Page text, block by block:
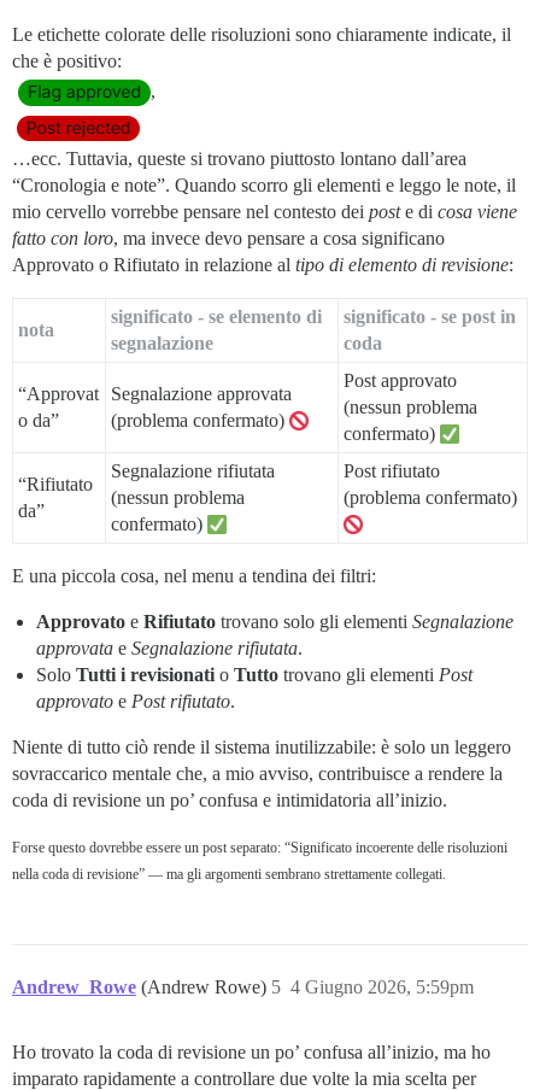
Le etichette colorate delle risoluzioni sono chiaramente indicate, il
che è positivo:
,
…ecc. Tuttavia, queste si trovano piuttosto lontano dall’area
“Cronologia e note”. Quando scorro gli elementi e leggo le note, il
mio cervello vorrebbe pensare nel contesto dei poste di cosa viene
fatto con loro, ma invece devo pensare a cosa significano
Approvato o Rifiutato in relazione al tipo di elemento di revisione:
nota
significato - se elemento di
segnalazione
significato - se post in
coda
“Approvat
o da”
Segnalazione approvata
(problema confermato)
Post approvato
(nessun problema
confermato)
“Rifiutato
da”
Segnalazione rifiutata
(nessun problema
confermato)
Post rifiutato
(problema confermato)
E una piccola cosa, nel menu a tendina dei filtri:
Approvato e Rifiutato trovano solo gli elementi Segnalazione
approvata e Segnalazione rifiutata.
Solo Tutti i revisionati o Tutto trovano gli elementi Post
approvato e Post rifiutato.
Niente di tutto ciò rende il sistema inutilizzabile: è solo un leggero
sovraccarico mentale che, a mio avviso, contribuisce a rendere la
coda di revisione un po’ confusa e intimidatoria all’inizio.
Forse questo dovrebbe essere un post separato: “Significato incoerente delle risoluzioni
nella coda di revisione” — ma gli argomenti sembrano strettamente collegati.
Andrew_Rowe (Andrew Rowe) 4 Giugno 2026, 5:59pm
5
Ho trovato la coda di revisione un po’ confusa all’inizio, ma ho
imparato rapidamente a controllare due volte la mia scelta per